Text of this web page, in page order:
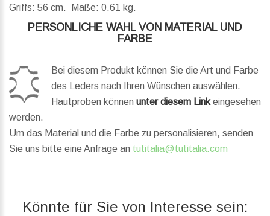
Griffs: 56 cm. Maße: 0.61 kg.
PERSÖNLICHE WAHL VON MATERIAL UND
FARBE
Bei diesem Produkt können Sie die Art und Farbe
des Leders nach Ihren Wünschen auswählen.
Hautproben können unter diesem Linkeingesehen
werden.
Um das Material und die Farbe zu personalisieren, senden
Sie uns bitte eine Anfrage an tutitalia@tutitalia.com
Könnte für Sie von Interesse sein: